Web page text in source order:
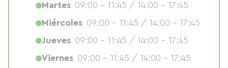
Martes 09:00 - 11:45 / 14:00 - 17:45
Miércoles 09:00 - 11:45 / 14:00 - 17:45
Jueves 09:00 - 11:45 / 14:00 - 17:45
Viernes 09:00 - 11:45 / 14:00 - 17:45